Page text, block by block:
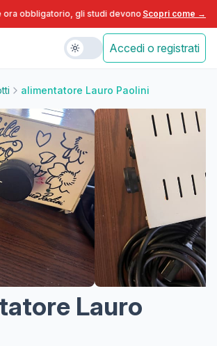
obbligatorio, gli studi devono adeguarsi entro fine
Scopri come →
Accedi o registrati
alimentatore Lauro Paolini
Lauro